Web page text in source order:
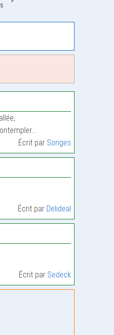
Écrit par Songes
Écrit par Delideal
Écrit par Sedeck